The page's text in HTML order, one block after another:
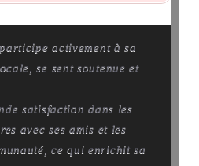
activement à sa
se sent soutenue et
satisfaction dans les
avec ses amis et les
ce qui enrichit sa